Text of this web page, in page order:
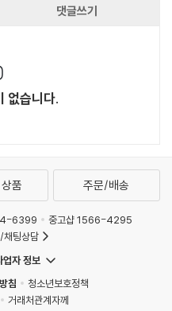
댓글쓰기
없습니다.
품 주문/배송
6399
중고샵 1566-4295
팅상담
자 정보
침
청소년보호정책
거래처관계자께